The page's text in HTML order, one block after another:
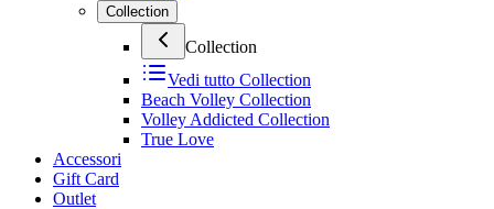
Collection
Collection
Vedi tutto Collection
Beach Volley Collection
Volley Addicted Collection
True Love
Accessori
Gift Card
Outlet